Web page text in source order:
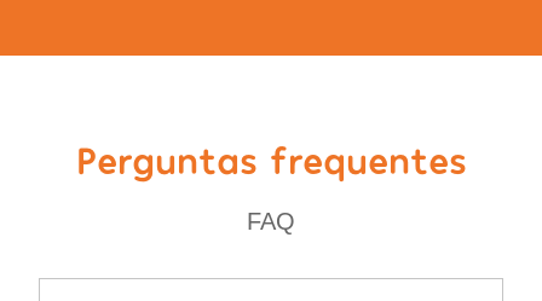
Perguntas frequentes
FAQ